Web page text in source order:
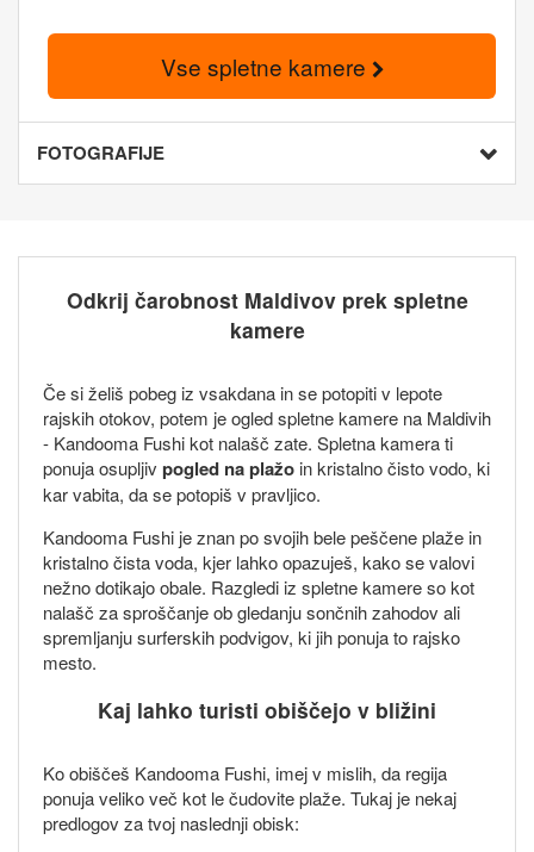
Vse spletne kamere
FOTOGRAFIJE
Odkrij čarobnost Maldivov prek spletne
kamere
Če si želiš pobeg iz vsakdana in se potopiti v lepote
rajskih otokov, potem je ogled spletne kamere na Maldivih
- Kandooma Fushi kot nalašč zate. Spletna kamera ti
ponuja osupljiv pogled na plažo in kristalno čisto vodo, ki
kar vabita, da se potopiš v pravljico.
Kandooma Fushi je znan po svojih bele peščene plaže in
kristalno čista voda, kjer lahko opazuješ, kako se valovi
nežno dotikajo obale. Razgledi iz spletne kamere so kot
nalašč za sproščanje ob gledanju sončnih zahodov ali
spremljanju surferskih podvigov, ki jih ponuja to rajsko
mesto.
Kaj lahko turisti obiščejo v bližini
Ko obiščeš Kandooma Fushi, imej v mislih, da regija
ponuja veliko več kot le čudovite plaže. Tukaj je nekaj
predlogov za tvoj naslednji obisk: